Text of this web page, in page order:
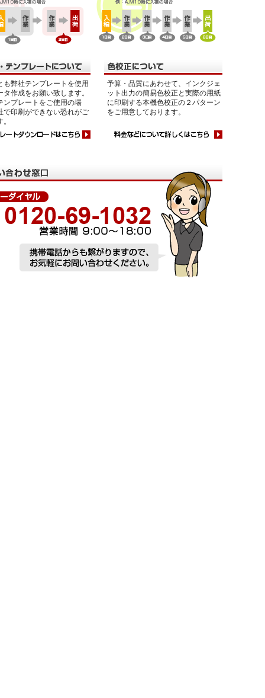
も弊社テンプレートを使用
タ作成をお願い致します。
ンプレートをご使用の場
で印刷ができない恐れがご
予算・品質にあわせて、インクジェ
ット出力の簡易色校正と実際の用紙
に印刷する本機色校正の２パターン
をご用意しております。